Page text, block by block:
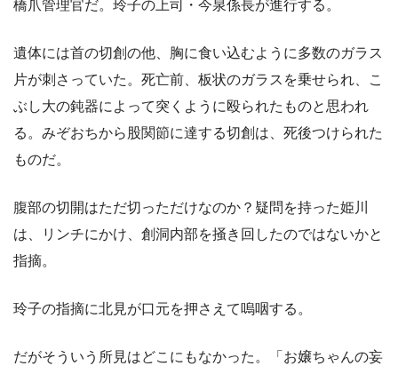
橋爪管理官だ。玲子の上司・今泉係長が進行する。
遺体には首の切創の他、胸に食い込むように多数のガラス
片が刺さっていた。死亡前、板状のガラスを乗せられ、こ
ぶし大の鈍器によって突くように殴られたものと思われ
る。みぞおちから股関節に達する切創は、死後つけられた
ものだ。
腹部の切開はただ切っただけなのか？疑問を持った姫川
は、リンチにかけ、創洞内部を掻き回したのではないかと
指摘。
玲子の指摘に北見が口元を押さえて嗚咽する。
だがそういう所見はどこにもなかった。「お嬢ちゃんの妄